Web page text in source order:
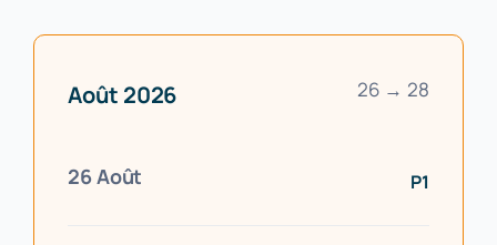
Août 2026 26 → 28
26 Août P1